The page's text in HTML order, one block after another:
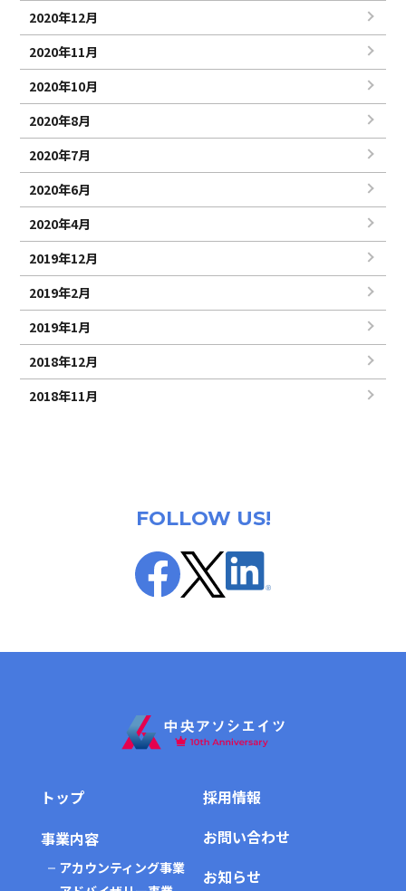
2020年12月
2020年11月
2020年10月
2020年8月
2020年7月
2020年6月
2020年4月
2019年12月
2019年2月
2019年1月
2018年12月
2018年11月
FOLLOW US!
トップ
事業内容
アカウンティング事業
採用情報
お問い合わせ
お知らせ